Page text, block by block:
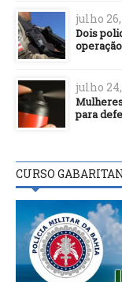
julho
Dois
julho
para
CURSO